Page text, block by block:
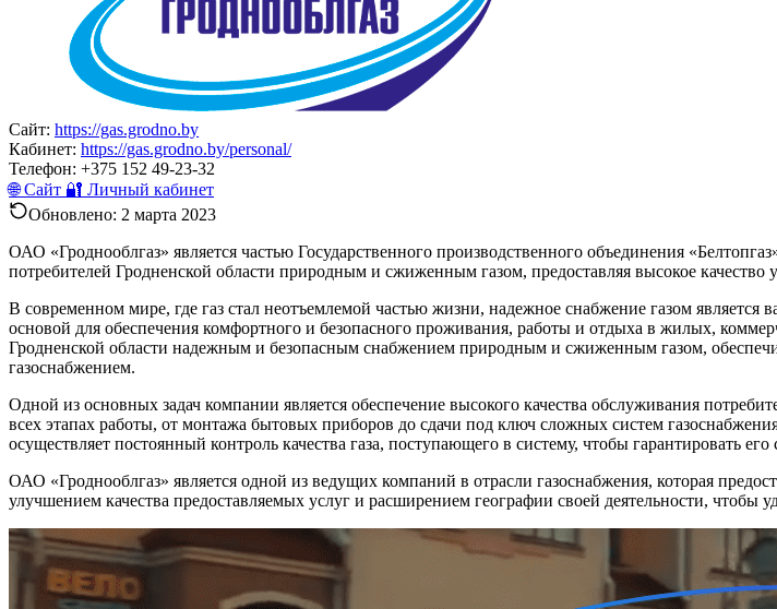
Сайт: https://gas.grodno.by
Кабинет: https://gas.grodno.by/personal/
Телефон: +375 152 49-23-32
🌐 Сайт 🔐 Личный кабинет
Обновлено: 2 марта 2023
ОАО «Гроднооблгаз» является частью Государственного производственного объединения
потребителей Гродненской области природным и сжиженным газом, предоставляя высокое качество
В современном мире, где газ стал неотъемлемой частью жизни, надежное снабжение газом
основой для обеспечения комфортного и безопасного проживания, работы и отдыха в жилых,
Гродненской области надежным и безопасным снабжением природным и сжиженным газом,
газоснабжением.
Одной из основных задач компании является обеспечение высокого качества обслуживания
всех этапах работы, от монтажа бытовых приборов до сдачи под ключ сложных систем
осуществляет постоянный контроль качества газа, поступающего в систему, чтобы гарантировать его
ОАО «Гроднооблгаз» является одной из ведущих компаний в отрасли газоснабжения, которая
улучшением качества предоставляемых услуг и расширением географии своей деятельности, чтобы